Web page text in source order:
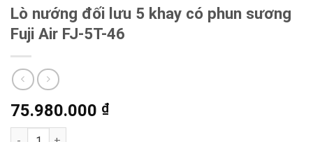
Thương hiệu
Bảng giá 2026
Ứng dụng
Blog kiến thức
Lò nướng đối lưu 5 khay có phun sương
Fuji Air FJ-5T-46
75.980.000 ₫
Lò nướng đối lưu 5 khay có phun sương Fuji Air FJ-5T-46 số